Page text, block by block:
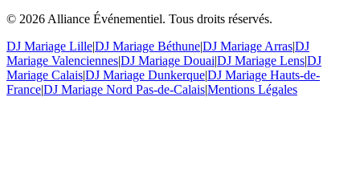
© 2026 Alliance Événementiel. Tous droits réservés.
DJ Mariage Lille|DJ Mariage Béthune|DJ Mariage Arras|DJ
Mariage Valenciennes|DJ Mariage Douai|DJ Mariage Lens|DJ
Mariage Calais|DJ Mariage Dunkerque|DJ Mariage Hauts-de-
France|DJ Mariage Nord Pas-de-Calais|Mentions Légales